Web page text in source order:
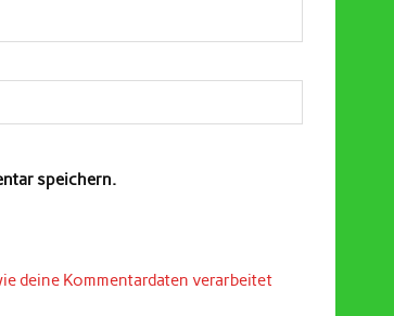
speichern.
deine Kommentardaten verarbeitet